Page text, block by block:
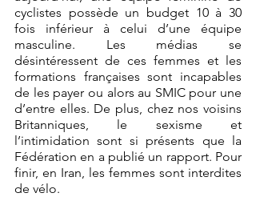
cyclistes possède un budget 10 à 30
fois inférieur à celui d’une équipe
masculine. Les médias se
désintéressent de ces femmes et les
formations françaises sont incapables
de les payer ou alors au SMIC pour une
d’entre elles. De plus, chez nos voisins
Britanniques, le sexisme et
l’intimidation sont si présents que la
Fédération en a publié un rapport. Pour
finir, en Iran, les femmes sont interdites
de vélo.